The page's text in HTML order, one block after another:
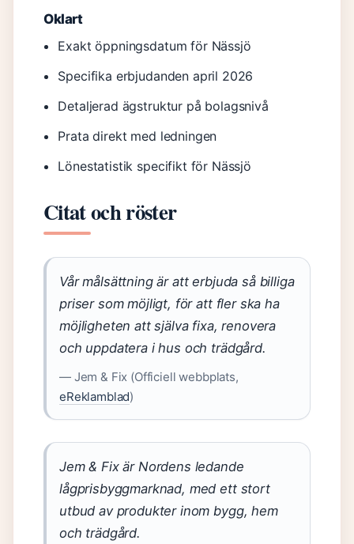
Oklart
Exakt öppningsdatum för Nässjö
Specifika erbjudanden april 2026
Detaljerad ägstruktur på bolagsnivå
Prata direkt med ledningen
Lönestatistik specifikt för Nässjö
Citat och röster
Vår målsättning är att erbjuda så billiga
priser som möjligt, för att fler ska ha
möjligheten att själva fixa, renovera
och uppdatera i hus och trädgård.
— Jem & Fix (Officiell webbplats,
eReklamblad)
Jem & Fix är Nordens ledande
lågprisbyggmarknad, med ett stort
utbud av produkter inom bygg, hem
och trädgård.